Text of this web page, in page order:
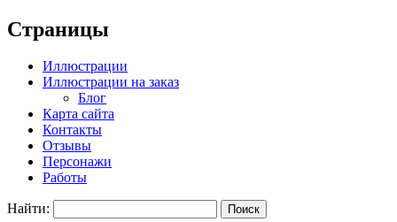
Страницы
Иллюстрации
Иллюстрации на заказ
Блог
Карта сайта
Контакты
Отзывы
Персонажи
Работы
Найти: